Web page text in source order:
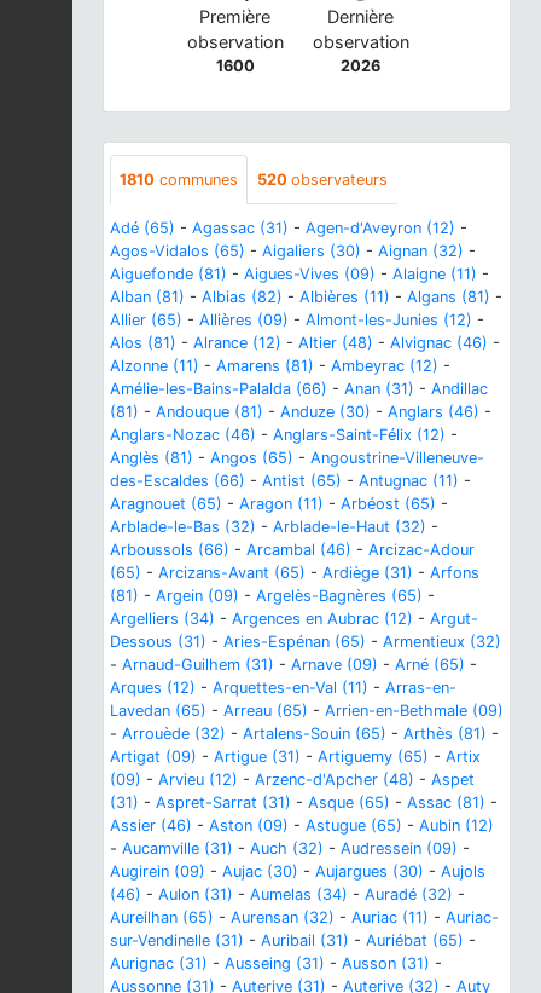
Première
observation
1600
Dernière
observation
2026
1810 communes 520 observateurs
Adé (65) - Agassac (31) - Agen-d'Aveyron (12) -
Agos-Vidalos (65) - Aigaliers (30) - Aignan (32) -
Aiguefonde (81) - Aigues-Vives (09) - Alaigne (11) -
Alban (81) - Albias (82) - Albières (11) - Algans (81) -
Allier (65) - Allières (09) - Almont-les-Junies (12) -
Alos (81) - Alrance (12) - Altier (48) - Alvignac (46) -
Alzonne (11) - Amarens (81) - Ambeyrac (12) -
Amélie-les-Bains-Palalda (66) - Anan (31) - Andillac
(81) - Andouque (81) - Anduze (30) - Anglars (46) -
Anglars-Nozac (46) - Anglars-Saint-Félix (12) -
Anglès (81) - Angos (65) - Angoustrine-Villeneuve-
des-Escaldes (66) - Antist (65) - Antugnac (11) -
Aragnouet (65) - Aragon (11) - Arbéost (65) -
Arblade-le-Bas (32) - Arblade-le-Haut (32) -
Arboussols (66) - Arcambal (46) - Arcizac-Adour
(65) - Arcizans-Avant (65) - Ardiège (31) - Arfons
(81) - Argein (09) - Argelès-Bagnères (65) -
Argelliers (34) - Argences en Aubrac (12) - Argut-
Dessous (31) - Aries-Espénan (65) - Armentieux (32)
- Arnaud-Guilhem (31) - Arnave (09) - Arné (65) -
Arques (12) - Arquettes-en-Val (11) - Arras-en-
Lavedan (65) - Arreau (65) - Arrien-en-Bethmale (09)
- Arrouède (32) - Artalens-Souin (65) - Arthès (81) -
Artigat (09) - Artigue (31) - Artiguemy (65) - Artix
(09) - Arvieu (12) - Arzenc-d'Apcher (48) - Aspet
(31) - Aspret-Sarrat (31) - Asque (65) - Assac (81) -
Assier (46) - Aston (09) - Astugue (65) - Aubin (12)
- Aucamville (31) - Auch (32) - Audressein (09) -
Augirein (09) - Aujac (30) - Aujargues (30) - Aujols
(46) - Aulon (31) - Aumelas (34) - Auradé (32) -
Aureilhan (65) - Aurensan (32) - Auriac (11) - Auriac-
sur-Vendinelle (31) - Auribail (31) - Auriébat (65) -
Aurignac (31) - Ausseing (31) - Ausson (31) -
Aussonne (31) - Auterive (31) - Auterive (32) - Auty